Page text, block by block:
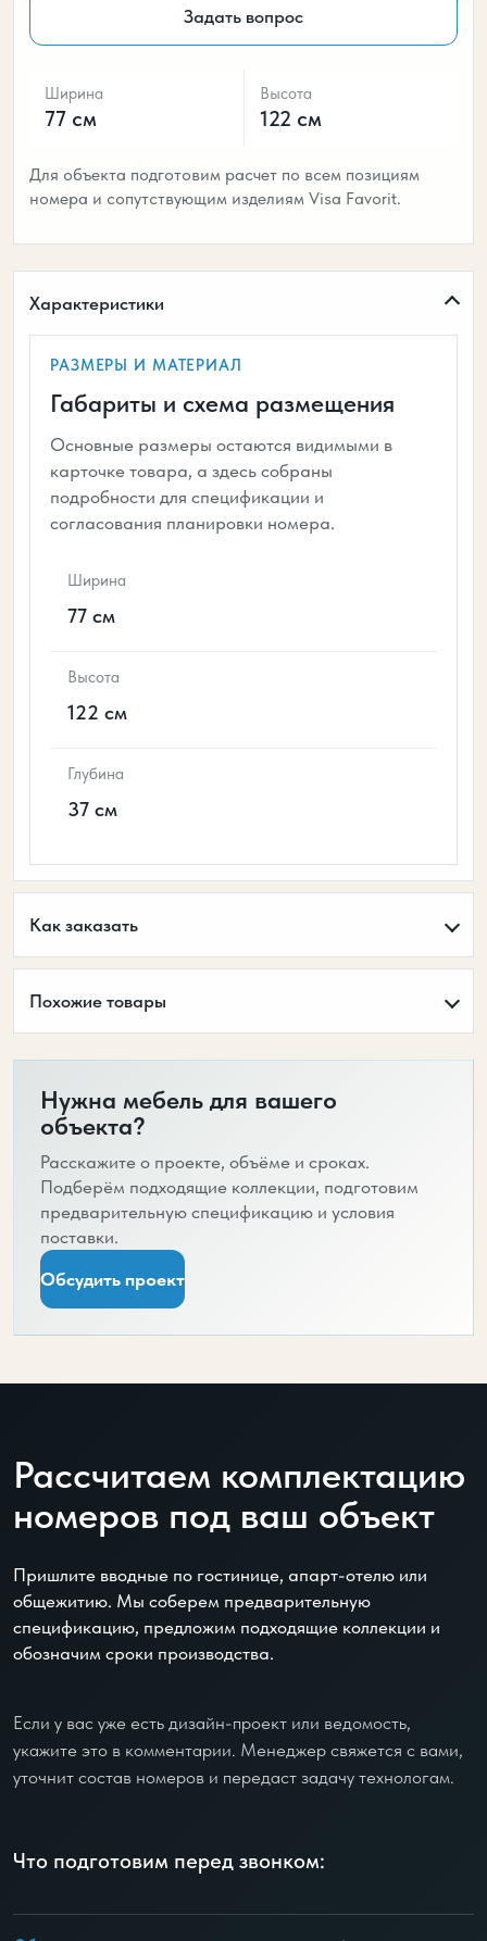
Задать вопрос
Ширина
77 см
Высота
122 см
Для объекта подготовим расчет по всем позициям
номера и сопутствующим изделиям Visa Favorit.
Характеристики
РАЗМЕРЫ И МАТЕРИАЛ
Габариты и схема размещения
Основные размеры остаются видимыми в
карточке товара, а здесь собраны
подробности для спецификации и
согласования планировки номера.
Ширина
77 см
Высота
122 см
Глубина
37 см
Как заказать
Похожие товары
Нужна мебель для вашего
объекта?
Расскажите о проекте, объёме и сроках.
Подберём подходящие коллекции, подготовим
предварительную спецификацию и условия
поставки.
Обсудить проект
Рассчитаем комплектацию
номеров под ваш объект
Пришлите вводные по гостинице, апарт-отелю или
общежитию. Мы соберем предварительную
спецификацию, предложим подходящие коллекции и
обозначим сроки производства.
Если у вас уже есть дизайн-проект или ведомость,
укажите это в комментарии. Менеджер свяжется с вами,
уточнит состав номеров и передаст задачу технологам.
Что подготовим перед звонком: